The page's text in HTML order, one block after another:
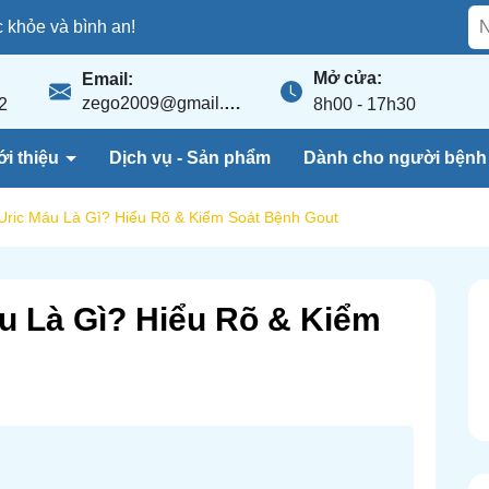
và bình an!
Email:
zego2009@gmail.com
Mở cửa:
8h00 - 17h30
thiệu Dịch vụ - Sản phẩm Dành cho người
Máu Là Gì? Hiểu Rõ & Kiểm Soát Bệnh Gout
Là Gì? Hiểu Rõ & Kiểm